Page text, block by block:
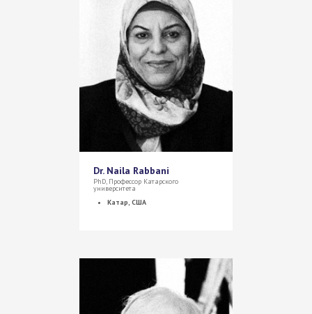
Dr. Naila Rabbani
PhD, Профессор Катарского
университета
Катар, США